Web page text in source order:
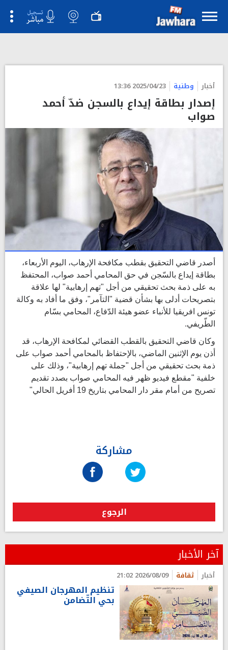
أخبار وطنية 2025/04/23 13:36
إصدار بطاقة إيداع بالسجن ضدّ أحمد
صواب
أصدر قاضي التحقيق بقطب مكافحة الإرهاب، اليوم الأربعاء،
بطاقة إيداع بالسّجن في حق المحامي أحمد صواب، المحتفظ
به على ذمة بحث تحقيقي من أجل "تهم إرهابية" لها علاقة
بتصريحات أدلى بها بشأن قضية "التآمر"، وفق ما أفاد به وكالة
تونس افريقيا للأنباء عضو هيئة الدّفاع، المحامي بسّام
الطّريفي.
وكان قاضي التحقيق بالقطب القضائي لمكافحة الإرهاب، قد
أذن يوم الإثنين الماضي، بالإحتفاظ بالمحامي أحمد صواب على
ذمة بحث تحقيقي من أجل "جملة تهم إرهابية"، وذلك على
خلفية "مقطع فيديو ظهر فيه المحامي صواب بصدد تقديم
تصريح من أمام مقر دار المحامي بتاريخ 19 أفريل الحالي"
مشاركة
الرجوع
آخر الأخبار
أخبار ثقافة 2026/08/09 21:02
تنظيم المهرجان الصيفي
بحي التّضامن